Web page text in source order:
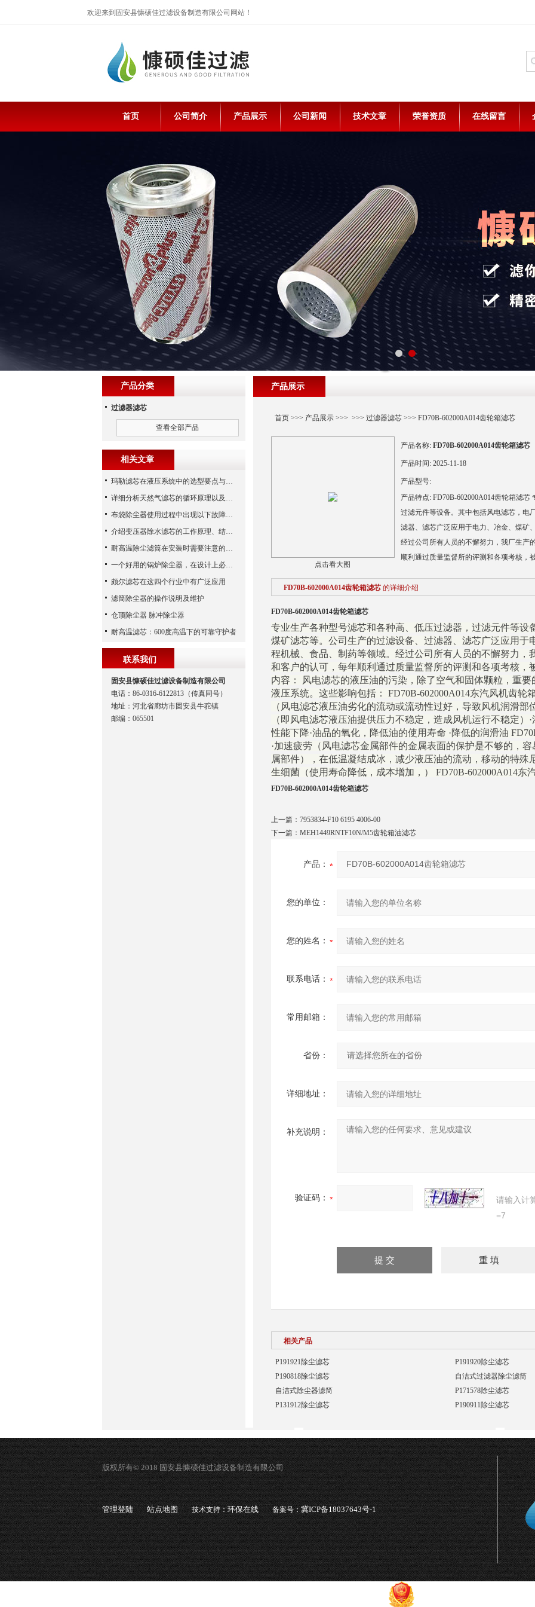
欢迎来到固安县慷硕佳过滤设备制造有限公司网站！
首页 公司简介 产品展示 公司新闻 技术文章 荣誉资质 在线留言
产品展示
首页>>> 产品展示>>> >>> 过滤器滤芯>>> FD70B-602000A014齿轮箱滤芯
点击看大图
产品名称: FD70B-602000A014齿轮箱滤芯
产品时间: 2025-11-18
产品型号:
产品特点: FD70B-602000A014齿轮箱滤
过滤元件等设备。其中包括风电滤芯，电
滤器、滤芯广泛应用于电力、冶金、煤矿
经过公司所有人员的不懈努力，我厂生产
顺利通过质量监督所的评测和各项考核，
FD70B-602000A014齿轮箱滤芯 的详细介绍
FD70B-602000A014齿轮箱滤芯
专业生产各种型号滤芯和各种高、低压过滤器，过滤元件等设
煤矿滤芯等。公司生产的过滤设备、过滤器、滤芯广泛应用于
程机械、食品、制药等领域。经过公司所有人员的不懈努力，
和客户的认可，每年顺利通过质量监督所的评测和各项考核，
内容： 风电滤芯的液压油的污染，除了空气和固体颗粒，重
液压系统。这些影响包括： FD70B-602000A014东汽风机齿轮
（风电滤芯液压油劣化的流动或流动性过好，导致风机润滑部
（即风电滤芯液压油提供压力不稳定，造成风机运行不稳定）
性能下降·油品的氧化，降低油的使用寿命 ·降低的润滑油
·加速疲劳（风电滤芯金属部件的金属表面的保护是不够的，
属部件），在低温凝结成冰，减少液压油的流动，移动的特殊
生细菌（使用寿命降低，成本增加，） FD70B-602000A014东
FD70B-602000A014齿轮箱滤芯
上一篇： 7953834-F10 6195 4006-00
下一篇： MEH1449RNTF10N/M5齿轮箱油滤芯
产品：
您的单位：
您的姓名：
联系电话：
常用邮箱：
省份：
详细地址：
补充说明：
验证码：
请输入计
=7
相关产品
P191921除尘滤芯
P191920除尘滤芯
P190818除尘滤芯
自洁式过滤器除尘滤筒
自洁式除尘器滤筒
P171578除尘滤芯
P131912除尘滤芯
P190911除尘滤芯
产品分类
过滤器滤芯
查看全部产品
相关文章
玛勒滤芯在液压系统中的选型要点与常见误区
详细分析天然气滤芯的循环原理以及使用特性
布袋除尘器使用过程中出现以下故障要怎么应对？
介绍变压器除水滤芯的工作原理、结构及优点
耐高温除尘滤筒在安装时需要注意的事项
一个好用的锅炉除尘器，在设计上必须满足这八个要求
颇尔滤芯在这四个行业中有广泛应用
滤筒除尘器的操作说明及维护
仓顶除尘器 脉冲除尘器
耐高温滤芯：600度高温下的可靠守护者
联系我们
固安县慷硕佳过滤设备制造有限公司
电话：86-0316-6122813（传真同号）
地址：河北省廊坊市固安县牛驼镇
邮编：065501
版权所有© 2018 固安县慷硕佳过滤设备制造有限公司
管理登陆 站点地图 技术支持：环保在线 备案号：冀ICP备18037643号-1